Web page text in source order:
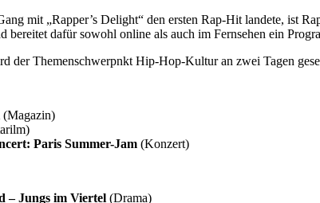
mit „Rapper’s Delight“ den ersten Rap-Hit landete, ist
bereitet dafür sowohl online als auch im Fernsehen ein
der Themenschwerpnkt Hip-Hop-Kultur an zwei Tagen
(Magazin)
Paris Summer-Jam (Konzert)
– Jungs im Viertel (Drama)